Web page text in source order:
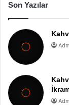
Son Yazılar